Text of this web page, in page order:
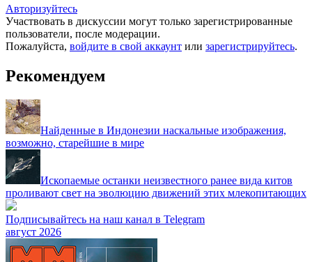
Авторизуйтесь
Участвовать в дискуссии могут только зарегистрированные
пользователи, после модерации.
Пожалуйста, войдите в свой аккаунт или зарегистрируйтесь.
Рекомендуем
Найденные в Индонезии наскальные изображения,
возможно, старейшие в мире
Ископаемые останки неизвестного ранее вида китов
проливают свет на эволюцию движений этих млекопитающих
Подписывайтесь на наш канал в Telegram
август 2026